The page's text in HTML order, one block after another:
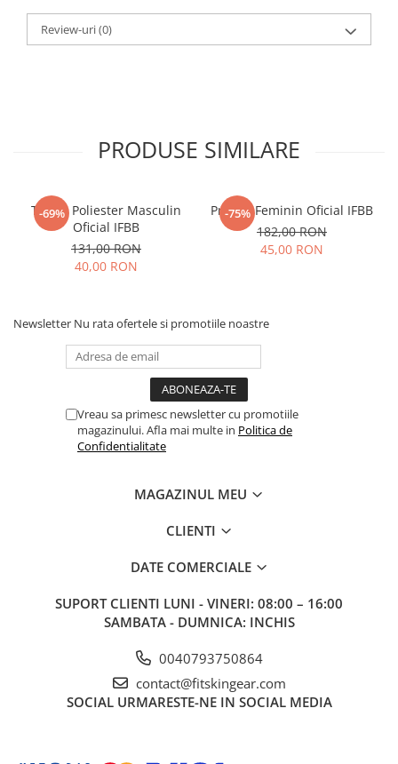
Review-uri(0)
PRODUSE SIMILARE
-69%
Tricou Poliester Masculin
Oficial IFBB
131,00 RON
40,00 RON
-75%
Prosop Feminin Oficial IFBB
182,00 RON
45,00 RON
Newsletter Nu rata ofertele si promotiile noastre
Vreau sa primesc newsletter cu promotiile
magazinului. Afla mai multe in Politica de
Confidentialitate
MAGAZINUL MEU
CLIENTI
DATE COMERCIALE
SUPORT CLIENTI LUNI - VINERI: 08:00 – 16:00
SAMBATA - DUMNICA: INCHIS
0040793750864
contact@fitskingear.com
SOCIAL URMARESTE-NE IN SOCIAL MEDIA